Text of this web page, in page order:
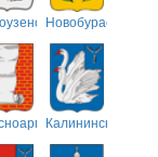
Новобурасский
Калининский